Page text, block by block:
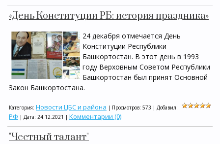
«День Конституции РБ: история праздника»
24 декабря отмечается День
Конституции Республики
Башкортостан. В этот день в 1993
году Верховным Советом Республики
Башкортостан был принят Основной
Закон Башкортостана.
Категория: Новости ЦБС и района | Просмотров: 573 | Добавил:
РФ | Дата: 24.12.2021 | Комментарии (0)
"Честный талант"